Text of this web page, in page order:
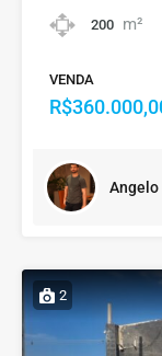
200 m²
VENDA
Angelo
2